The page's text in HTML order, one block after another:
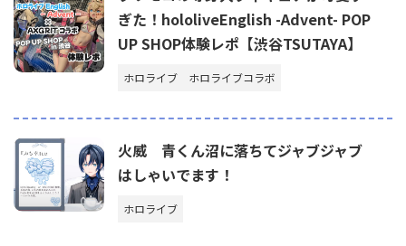
ぎた！hololiveEnglish -Advent- POP
UP SHOP体験レポ【渋谷TSUTAYA】
ホロライブ ホロライブコラボ
火威 青くん沼に落ちてジャブジャブ
はしゃいでます！
ホロライブ